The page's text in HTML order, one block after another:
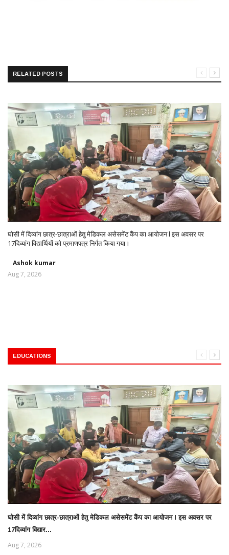
RELATED POSTS
घोसी में दिव्यांग छात्र-छात्राओं हेतु मेडिकल असेसमेंट कैंप का आयोजन l इस अवसर पर
17दिव्यांग विद्यार्थियों को प्रमाणपत्र निर्गत किया गया।
Ashok kumar
Aug 7, 2026
EDUCATIONS
घोसी में दिव्यांग छात्र-छात्राओं हेतु मेडिकल असेसमेंट कैंप का आयोजन l इस अवसर पर
17दिव्यांग विद्यार...
Aug 7, 2026